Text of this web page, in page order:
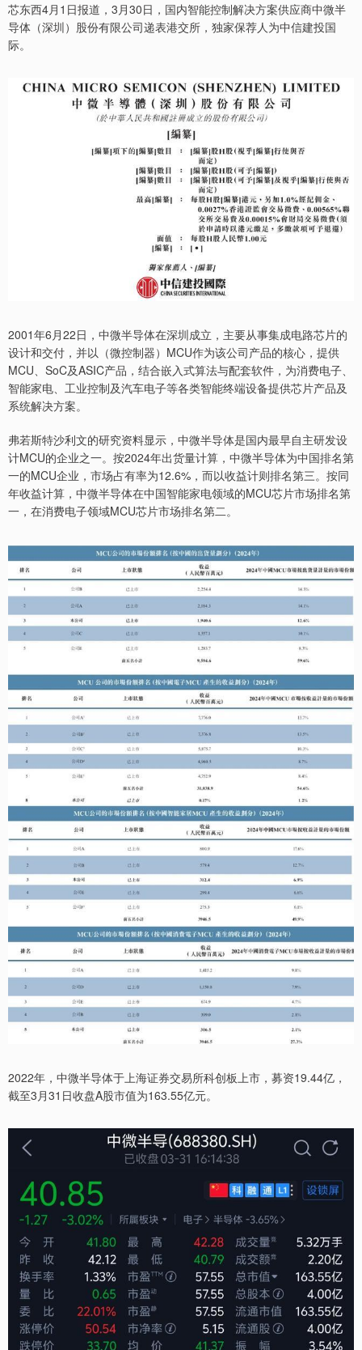
芯东西4月1日报道，3月30日，国内智能控制解决方案供应商中微半
导体（深圳）股份有限公司递表港交所，独家保荐人为中信建投国
际。
2001年6月22日，中微半导体在深圳成立，主要从事集成电路芯片的
设计和交付，并以（微控制器）MCU作为该公司产品的核心，提供
MCU、SoC及ASIC产品，结合嵌入式算法与配套软件，为消费电子、
智能家电、工业控制及汽车电子等各类智能终端设备提供芯片产品及
系统解决方案。
弗若斯特沙利文的研究资料显示，中微半导体是国内最早自主研发设
计MCU的企业之一。按2024年出货量计算，中微半导体为中国排名第
一的MCU企业，市场占有率为12.6%，而以收益计则排名第三。按同
年收益计算，中微半导体在中国智能家电领域的MCU芯片市场排名第
一，在消费电子领域MCU芯片市场排名第二。
2022年，中微半导体于上海证券交易所科创板上市，募资19.44亿，
截至3月31日收盘A股市值为163.55亿元。